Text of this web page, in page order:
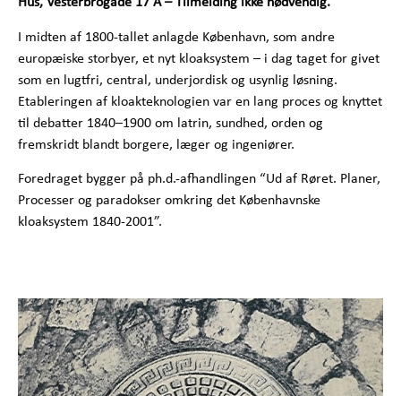
Hus, Vesterbrogade 17 A – Tilmelding ikke nødvendig.
I midten af 1800-tallet anlagde København, som andre
europæiske storbyer, et nyt kloaksystem – i dag taget for givet
som en lugtfri, central, underjordisk og usynlig løsning.
Etableringen af kloakteknologien var en lang proces og knyttet
til debatter 1840–1900 om latrin, sundhed, orden og
fremskridt blandt borgere, læger og ingeniører.
Foredraget bygger på ph.d.-afhandlingen “Ud af Røret. Planer,
Processer og paradokser omkring det Københavnske
kloaksystem 1840-2001”.